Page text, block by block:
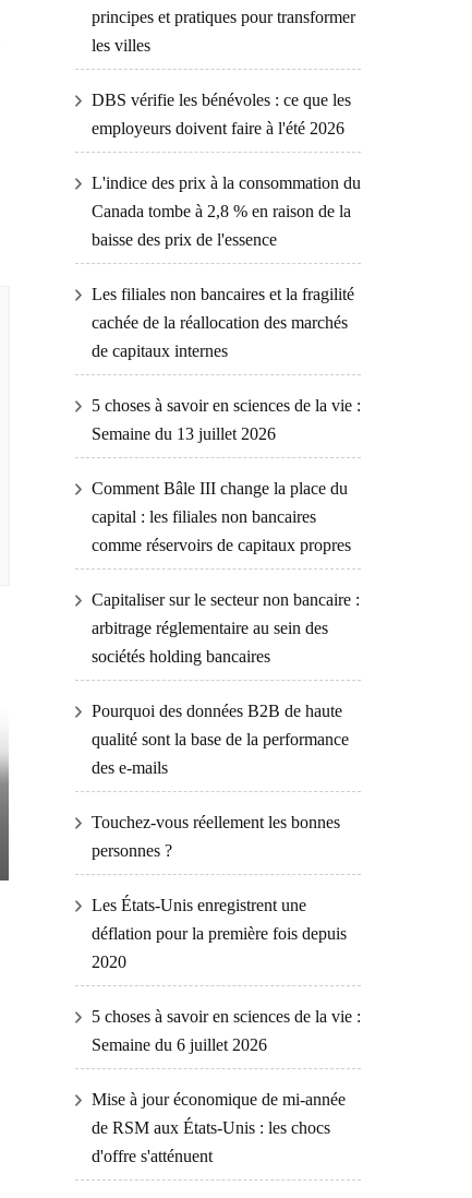
principes et pratiques pour transformer
les villes
DBS vérifie les bénévoles : ce que les
employeurs doivent faire à l'été 2026
L'indice des prix à la consommation du
Canada tombe à 2,8 % en raison de la
baisse des prix de l'essence
Les filiales non bancaires et la fragilité
cachée de la réallocation des marchés
de capitaux internes
5 choses à savoir en sciences de la vie :
Semaine du 13 juillet 2026
Comment Bâle III change la place du
capital : les filiales non bancaires
comme réservoirs de capitaux propres
Capitaliser sur le secteur non bancaire :
arbitrage réglementaire au sein des
sociétés holding bancaires
Pourquoi des données B2B de haute
qualité sont la base de la performance
des e-mails
Touchez-vous réellement les bonnes
personnes ?
Les États-Unis enregistrent une
déflation pour la première fois depuis
2020
5 choses à savoir en sciences de la vie :
Semaine du 6 juillet 2026
Mise à jour économique de mi-année
de RSM aux États-Unis : les chocs
d'offre s'atténuent